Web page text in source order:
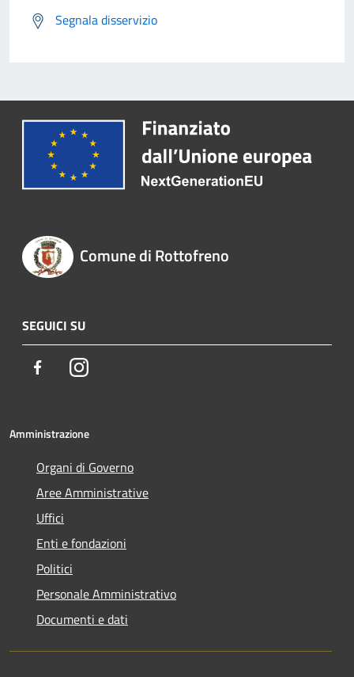
Segnala disservizio
Comune di Rottofreno
SEGUICI SU
FacebookInstagram
Amministrazione
Organi di Governo
Aree Amministrative
Uffici
Enti e fondazioni
Politici
Personale Amministrativo
Documenti e dati